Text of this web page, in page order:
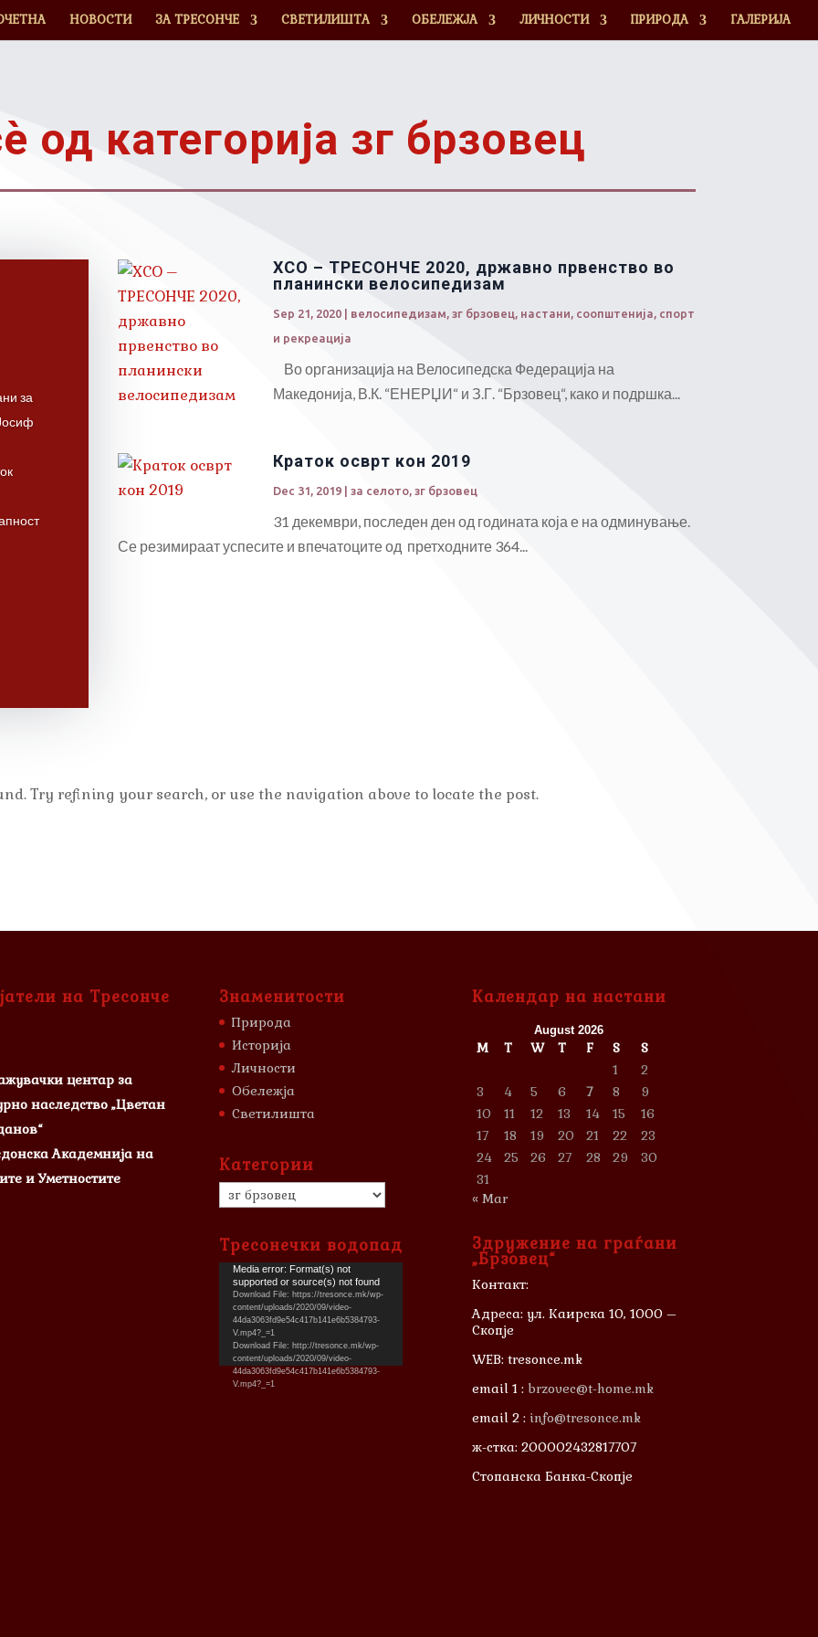
НОВОСТИ ЗА ТРЕСОНЧЕ СВЕТИЛИШТА ОБЕЛЕЖЈА ЛИЧНОСТИ ПРИРОДА ГАЛЕРИЈА
од категорија зг брзовец
за
ХСО – ТРЕСОНЧЕ 2020, државно првенство во
планински велосипедизам
Sep 21, 2020 | велосипедизам ,зг брзовец настани соопштенија спорт
и рекреација
Во организација на Велосипедска Федерација на
Македонија, В.К. “ЕНЕРЏИ“ и З.Г. “Брзовец“, како и подршка...
Краток осврт кон 2019
Dec 31, 2019 |за селото ,зг брзовец
31 декември, последен ден од годината која е на одминување.
Се резимираат успесите и впечатоците од претходните 364...
Try refining your search, or use the navigation above to locate the post.
на Тресонче
центар за
наследство „Цветан
Академнија на
и Уметностите
Знаменитости
Природа
Историја
Личности
Обележја
Светилишта
Категории
Категории
Тресонечки водопад
Video
Player
Media error: Format(s) not
supported or source(s) not found
Download File: https://tresonce.mk/wp-
content/uploads/2020/09/video-
44da3063fd9e54c417b141e6b5384793-
V.mp4?_=1
Download File: http://tresonce.mk/wp-
content/uploads/2020/09/video-
44da3063fd9e54c417b141e6b5384793-
V.mp4?_=1
Календар на настани
August 2026
M T W T F S
S
1
2
3
4 5 6 7 8
9
10
11 12 13 14 15
16
17
18 19 20 21 22
23
24
25 26 27 28 29
30
31
« Mar
Здружение на граѓани
„Брзовец“
Контакт:
Адреса: ул. Каирска 10, 1000 –
Скопје
WEB: tresonce.mk
email 1 : brzovec@t-home.mk
email 2 : info@tresonce.mk
ж-стка: 200002432817707
Стопанска Банка-Скопје